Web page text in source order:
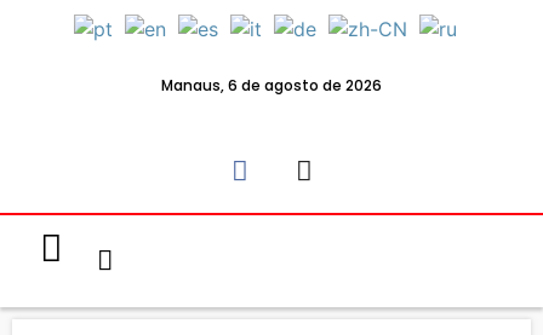
Manaus, 6 de agosto de 2026